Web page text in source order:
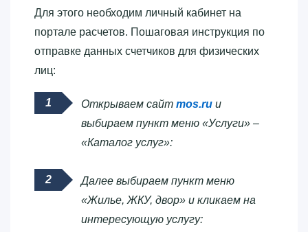
Для этого необходим личный кабинет на
портале расчетов. Пошаговая инструкция по
отправке данных счетчиков для физических
лиц:
Открываем сайт mos.ru и
выбираем пункт меню «Услуги» –
«Каталог услуг»:
Далее выбираем пункт меню
«Жилье, ЖКУ, двор» и кликаем на
интересующую услугу: